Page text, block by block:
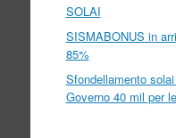
SOLAI
SISMABONUS in
85%
Sfondellamento
Governo 40 mil per